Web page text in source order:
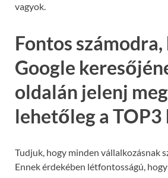
vagyok.
Fontos számodra,
Google
oldalán jelenj
lehetőleg a TOP3
Tudjuk, hogy minden vállalkozásnak
Ennek érdekében létfontosságú,